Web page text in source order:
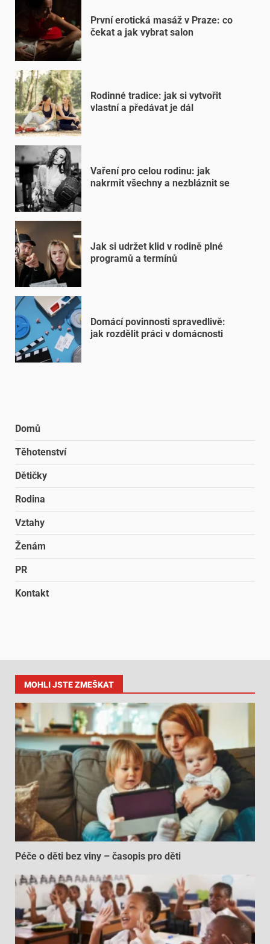
První erotická masáž v Praze: co
čekat a jak vybrat salon
Rodinné tradice: jak si vytvořit
vlastní a předávat je dál
Vaření pro celou rodinu: jak
nakrmit všechny a nezbláznit se
Jak si udržet klid v rodině plné
programů a termínů
Domácí povinnosti spravedlivě:
jak rozdělit práci v domácnosti
Domů
Těhotenství
Dětičky
Rodina
Vztahy
Ženám
PR
Kontakt
MOHLI JSTE ZMEŠKAT
Péče o děti bez viny – časopis pro děti